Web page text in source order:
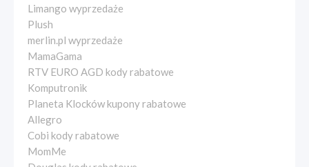
Limango wyprzedaże
Plush
merlin.pl wyprzedaże
MamaGama
RTV EURO AGD kody rabatowe
Komputronik
Planeta Klocków kupony rabatowe
Allegro
Cobi kody rabatowe
MomMe